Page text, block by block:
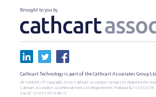
Brought to you by
Cathcart Technology is part of the Cathcart Associates Group Ltd.
All Contents © Copyright 2026 Cathcart Associates Group Ltd. Registered in
Cathcart Associates Asia Recruitment Ltd. Registered in Thailand, น.1559/2559
Tax ID : 0105558164815